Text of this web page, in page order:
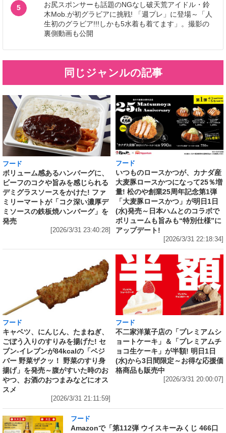
5
お尻スポンサーも話題のNGなし破天荒アイドル・鈴
木Mob.が初グラビアに挑戦! 「週プレ」に登場～「人
生初のグラビア!!!しかも5水着も着てます」。撮影の
裏側動画も公開
同じジャンルの記事
フード
ボリューム感あるハンバーグに、
ビーフのコクや旨みを感じられる
デミグラスソースをかけた! ファ
ミリーマートが「コク深い濃厚デ
ミソースの鉄板焼ハンバーグ」を
発売
[2026/3/31 23:40:28]
フード
いつものロースかつが、カナダ産
大麦豚ロースかつになって25％増
量! 松のや創業25周年記念第1弾
「大麦豚ロースかつ」が明日1日
(水)発売～日本ハムとのコラボで
ボリュームも旨みも“特別仕様”に
アップデート!
[2026/3/31 22:18:34]
フード
キャベツ、にんじん、たまねぎ、
ごぼう入りのすりみを揚げた! セ
ブン‐イレブンが84kcalの「ベジ
バー 野菜ザクッ！ 野菜のすり身
揚げ」を発売～腹がすいた時のお
やつ、お酒のおつまみなどにオス
スメ
[2026/3/31 21:11:59]
フード
不二家洋菓子店の「プレミアムシ
ョートケーキ」＆「プレミアムチ
ョコ生ケーキ」が半額! 明日1日
(水)から3日間限定～お得な応援価
格商品も販売中
[2026/3/31 20:00:07]
フード
Amazonで「第112弾 ウイスキーみくじ 466口